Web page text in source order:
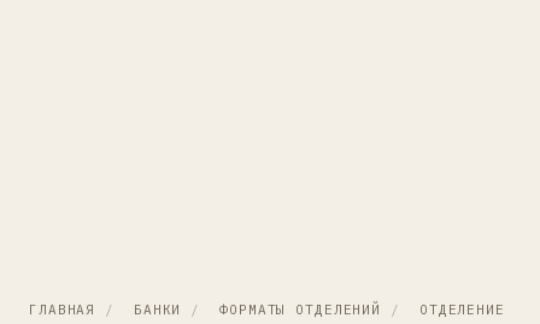
ГЛАВНАЯ / БАНКИ / ФОРМАТЫ ОТДЕЛЕНИЙ / ОТДЕЛЕНИЕ